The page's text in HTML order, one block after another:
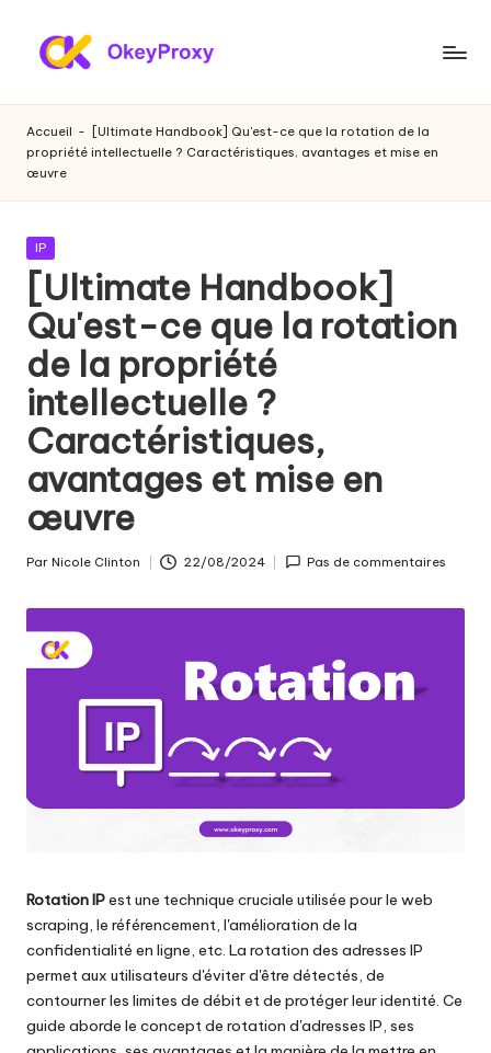
P
r
o
xi
e
s
r
é
si
d
e
n
ti
ls
p
t
u
s
v
o
résidentiels
HTTP(S)/SOCKS5
propos
de
l'essai
gratuit
de
proxies
web,
des
tutoriels
sur
les
paramètres
proxy,
de
données
Accueil -
[Ultimate Handbook] Qu'est-ce que la rotation de la
propriété intellectuelle ? Caractéristiques, avantages et mise en
œuvre
Publié
dans
IP
[Ultimate Handbook]
Qu'est-ce que la rotation
de la propriété
intellectuelle ?
Caractéristiques,
avantages et mise en
œuvre
Par Nicole Clinton 22/08/2024 Pas de commentaires
Rotation IPest une technique cruciale utilisée pour le web
scraping, le référencement, l'amélioration de la
confidentialité en ligne, etc. La rotation des adresses IP
permet aux utilisateurs d'éviter d'être détectés, de
contourner les limites de débit et de protéger leur identité. Ce
guide aborde le concept de rotation d'adresses IP, ses